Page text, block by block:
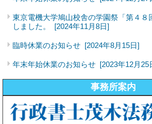
東京電機大学鳩山校舎の学園祭「第４８
しました。 [2024年11月8日]
臨時休業のお知らせ [2024年8月15日]
年末年始休業のお知らせ [2023年12月25
事務所案内